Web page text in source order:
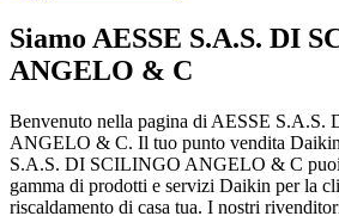
Siamo AESSE S.A.S. DI
ANGELO & C
Benvenuto nella pagina di AESSE S.A.S.
ANGELO & C. Il tuo punto vendita
S.A.S. DI SCILINGO ANGELO & C puoi
gamma di prodotti e servizi Daikin per la
riscaldamento di casa tua. I nostri